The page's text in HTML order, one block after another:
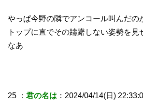
やっぱ今野の隣でアンコール叫んだの
トップに直でその躊躇しない姿勢を見
なあ
25 ：君の名は ：2024/04/14(日)